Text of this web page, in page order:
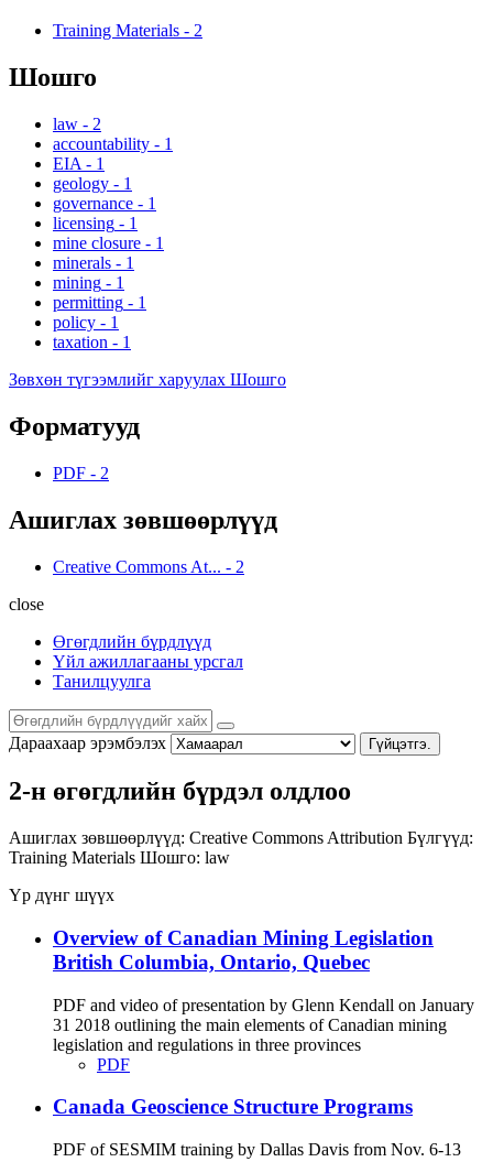
Training Materials - 2
Шошго
law - 2
accountability - 1
EIA - 1
geology - 1
governance - 1
licensing - 1
mine closure - 1
minerals - 1
mining - 1
permitting - 1
policy - 1
taxation - 1
Зөвхөн түгээмлийг харуулах Шошго
Форматууд
PDF - 2
Ашиглах зөвшөөрлүүд
Creative Commons At... - 2
close
Өгөгдлийн бүрдлүүд
Үйл ажиллагааны урсгал
Танилцуулга
Дараахаар эрэмбэлэх Гүйцэтгэ.
2-н өгөгдлийн бүрдэл олдлоо
Ашиглах зөвшөөрлүүд: Creative Commons Attribution Бүлгүүд:
Training Materials Шошго: law
Үр дүнг шүүх
Overview of Canadian Mining Legislation
British Columbia, Ontario, Quebec
PDF and video of presentation by Glenn Kendall on January
31 2018 outlining the main elements of Canadian mining
legislation and regulations in three provinces
PDF
Canada Geoscience Structure Programs
PDF of SESMIM training by Dallas Davis from Nov. 6-13